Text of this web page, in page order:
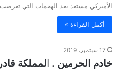
الأميركي مستعد بعد الهجمات التي تعرضت
أكمل القراءة »
17 سبتمبر، 2019
خادم الحرمين . المملكة